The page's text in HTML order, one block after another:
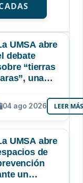
UMSA abre
debate
“tierras
una
que
aún no
ni
04 ago 2026 LEER
UMSA abre
de
un